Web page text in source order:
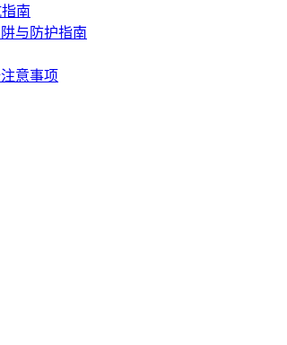
南
与防护指南
意事项